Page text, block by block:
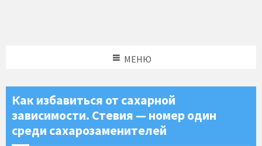
МЕНЮ
Как избавиться от сахарной
зависимости. Стевия — номер один
среди сахарозаменителей